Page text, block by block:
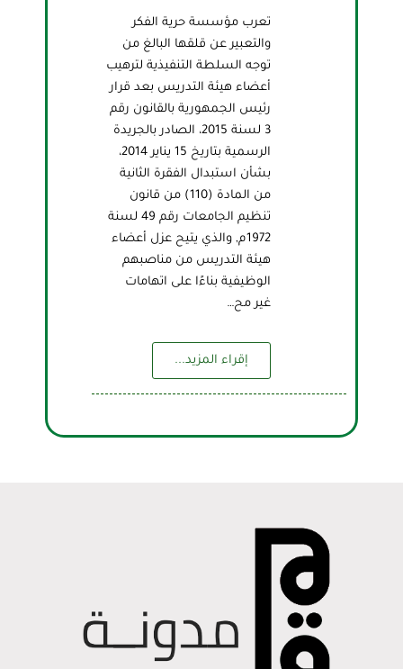
تعرب مؤسسة حرية الفكر
والتعبير عن قلقها البالغ من
توجه السلطة التنفيذية لترهيب
أعضاء هيئة التدريس بعد قرار
رئيس الجمهورية بالقانون رقم
3 لسنة 2015، الصادر بالجريدة
الرسمية بتاريخ 15 يناير 2014،
بشأن استبدال الفقرة الثانية
من المادة (110) من قانون
تنظيم الجامعات رقم 49 لسنة
1972م, والذي يتيح عزل أعضاء
هيئة التدريس من مناصبهم
الوظيفية بناءًا على اتهامات
غير مح…
إقراء المزيد...